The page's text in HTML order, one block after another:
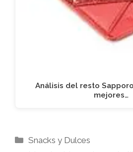
Análisis del resto
mejores…
Categorías
Snacks y Dulces